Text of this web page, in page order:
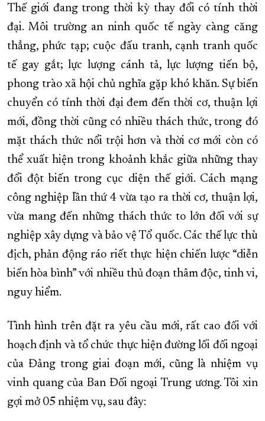
Thế giới đang trong thời kỳ thay đổi có tính thời
đại. Môi trường an ninh quốc tế ngày càng căng
thẳng, phức tạp; cuộc đấu tranh, cạnh tranh quốc
tế gay gắt; lực lượng cánh tả, lực lượng tiến bộ,
phong trào xã hội chủ nghĩa gặp khó khăn. Sự biến
chuyển có tính thời đại đem đến thời cơ, thuận lợi
mới, đồng thời cũng có nhiều thách thức, trong đó
mặt thách thức nổi trội hơn và thời cơ mới còn có
thể xuất hiện trong khoảnh khắc giữa những thay
đổi đột biến trong cục diện thế giới. Cách mạng
công nghiệp lần thứ 4 vừa tạo ra thời cơ, thuận lợi,
vừa mang đến những thách thức to lớn đối với sự
nghiệp xây dựng và bảo vệ Tổ quốc. Các thế lực thù
địch, phản động ráo riết thực hiện chiến lược “diễn
biến hòa bình” với nhiều thủ đoạn thâm độc, tinh vi,
nguy hiểm.
Tình hình trên đặt ra yêu cầu mới, rất cao đối với
hoạch định và tổ chức thực hiện đường lối đối ngoại
của Đảng trong giai đoạn mới, cũng là nhiệm vụ
vinh quang của Ban Đối ngoại Trung ương. Tôi xin
gợi mở 05 nhiệm vụ, sau đây: